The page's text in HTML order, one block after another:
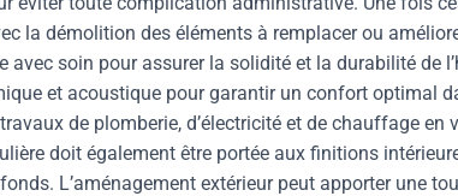
la démolition des éléments à remplacer ou
avec soin pour assurer la solidité et la durabilité de
et acoustique pour garantir un confort optimal
de plomberie, d’électricité et de chauffage
doit également être portée aux finitions
L’aménagement extérieur peut apporter une